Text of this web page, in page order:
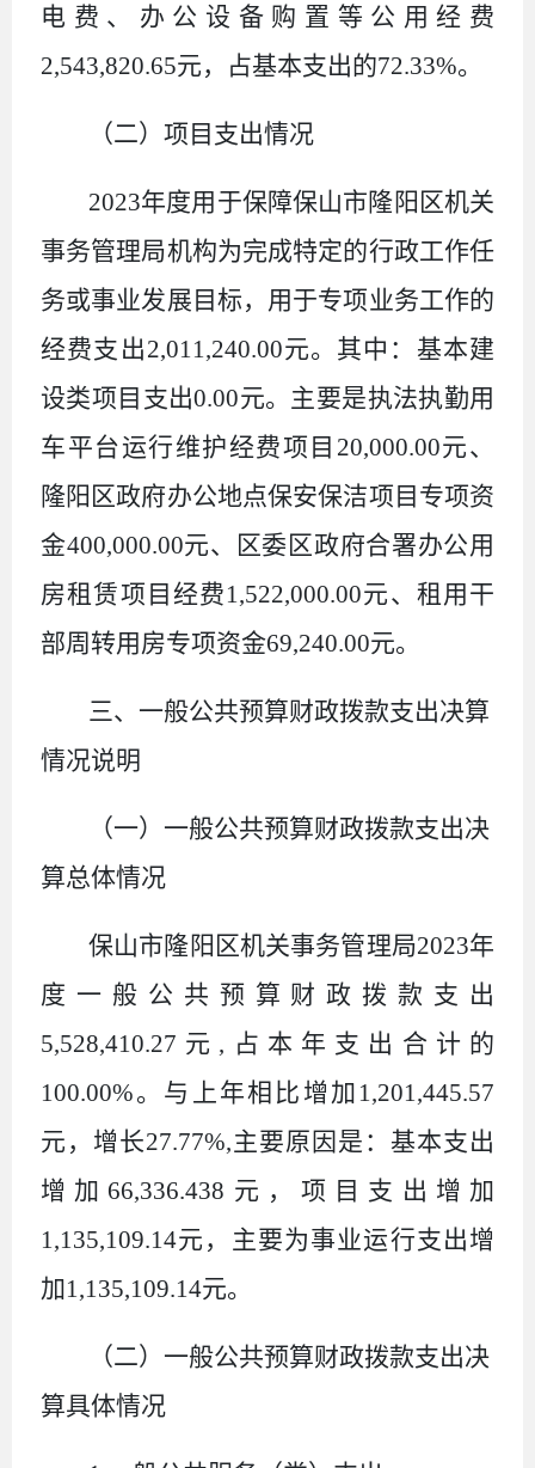
电费、办公设备购置等公用经费
2,543,820.65元，占基本支出的72.33%。
（二）项目支出情况
2023年度用于保障保山市隆阳区机关
事务管理局机构为完成特定的行政工作任
务或事业发展目标，用于专项业务工作的
经费支出2,011,240.00元。其中：基本建
设类项目支出0.00元。主要是执法执勤用
车平台运行维护经费项目20,000.00元、
隆阳区政府办公地点保安保洁项目专项资
金400,000.00元、区委区政府合署办公用
房租赁项目经费1,522,000.00元、租用干
部周转用房专项资金69,240.00元。
三、一般公共预算财政拨款支出决算
情况说明
（一）一般公共预算财政拨款支出决
算总体情况
保山市隆阳区机关事务管理局2023年
度一般公共预算财政拨款支出
5,528,410.27元,占本年支出合计的
100.00%。与上年相比增加1,201,445.57
元，增长27.77%,主要原因是：基本支出
增加66,336.438元，项目支出增加
1,135,109.14元，主要为事业运行支出增
加1,135,109.14元。
（二）一般公共预算财政拨款支出决
算具体情况